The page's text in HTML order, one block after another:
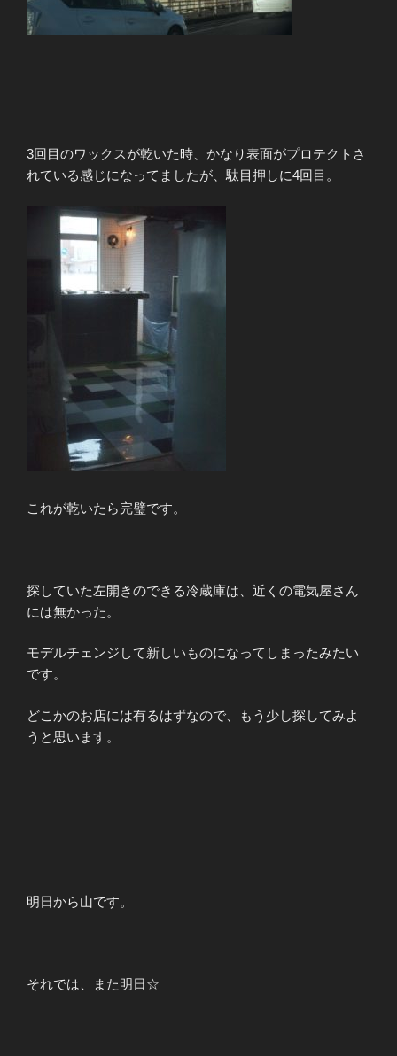
3回目のワックスが乾いた時、かなり表面がプロテクトさ
れている感じになってましたが、駄目押しに4回目。
これが乾いたら完璧です。
探していた左開きのできる冷蔵庫は、近くの電気屋さん
には無かった。
モデルチェンジして新しいものになってしまったみたい
です。
どこかのお店には有るはずなので、もう少し探してみよ
うと思います。
明日から山です。
それでは、また明日☆